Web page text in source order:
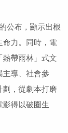
公布，顯示出根
命力。同時，電
熱帶雨林」式文
主導、社會參
劃，從劇本打磨
影得以破圈生